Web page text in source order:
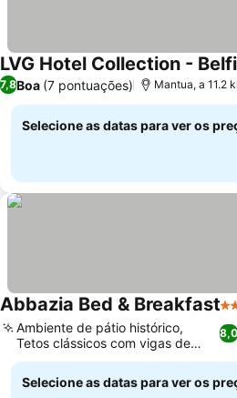
LVG Hotel Collection -
7,8Boa (7 pontuações) Mantua, a 11.2
Selecione as datas para ver os
Abbazia Bed & Breakfast3
8,0
Ambiente de pátio histórico,
Tetos clássicos com vigas de
madeira
Selecione as datas para ver os